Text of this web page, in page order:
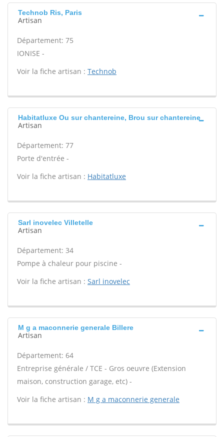
Technob Ris, Paris
Artisan
Département: 75
IONISE -
Voir la fiche artisan : Technob
Habitatluxe Ou sur chantereine, Brou sur chantereine
Artisan
Département: 77
Porte d'entrée -
Voir la fiche artisan : Habitatluxe
Sarl inovelec Villetelle
Artisan
Département: 34
Pompe à chaleur pour piscine -
Voir la fiche artisan : Sarl inovelec
M g a maconnerie generale Billere
Artisan
Département: 64
Entreprise générale / TCE - Gros oeuvre (Extension
maison, construction garage, etc) -
Voir la fiche artisan : M g a maconnerie generale